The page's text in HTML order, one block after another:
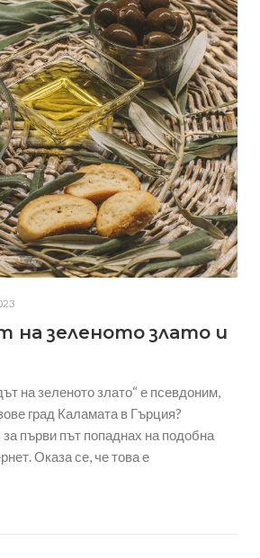
на зеленото злато и
на зеленото злато“ е псевдоним,
град Каламата в Гърция?
първи път попаднах на подобна
Оказа се, че това е